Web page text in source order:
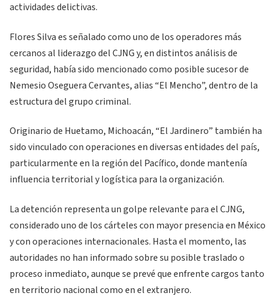
actividades delictivas.
Flores Silva es señalado como uno de los operadores más
cercanos al liderazgo del CJNG y, en distintos análisis de
seguridad, había sido mencionado como posible sucesor de
Nemesio Oseguera Cervantes, alias “El Mencho”, dentro de la
estructura del grupo criminal.
Originario de Huetamo, Michoacán, “El Jardinero” también ha
sido vinculado con operaciones en diversas entidades del país,
particularmente en la región del Pacífico, donde mantenía
influencia territorial y logística para la organización.
La detención representa un golpe relevante para el CJNG,
considerado uno de los cárteles con mayor presencia en México
y con operaciones internacionales. Hasta el momento, las
autoridades no han informado sobre su posible traslado o
proceso inmediato, aunque se prevé que enfrente cargos tanto
en territorio nacional como en el extranjero.